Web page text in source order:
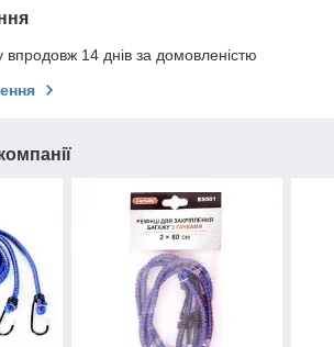
14 днів за домовленістю